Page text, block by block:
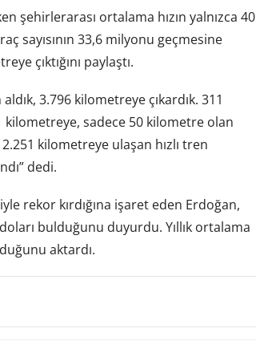
şehirlerarası ortalama hızın yalnızca 40
sayısının 33,6 milyonu geçmesine
çıktığını paylaştı.
3.796 kilometreye çıkardık. 311
sadece 50 kilometre olan
kilometreye ulaşan hızlı tren
dedi.
rekor kırdığına işaret eden Erdoğan,
bulduğunu duyurdu. Yıllık ortalama
aktardı.